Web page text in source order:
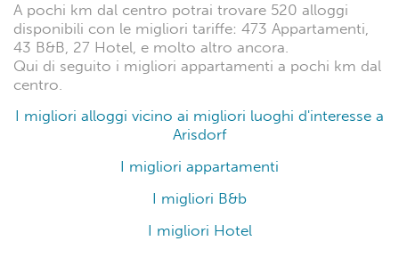
A pochi km dal centro potrai trovare 520 alloggi
disponibili con le migliori tariffe: 473 Appartamenti,
43 B&B, 27 Hotel, e molto altro ancora.
Qui di seguito i migliori appartamenti a pochi km dal
centro.
I migliori alloggi vicino ai migliori luoghi d'interesse a
Arisdorf
I migliori appartamenti
I migliori B&b
I migliori Hotel